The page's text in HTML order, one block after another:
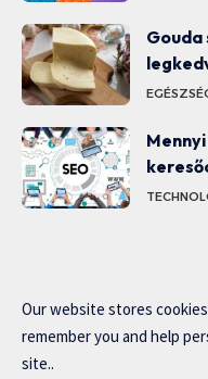
Our website stores
remember you and help
site..